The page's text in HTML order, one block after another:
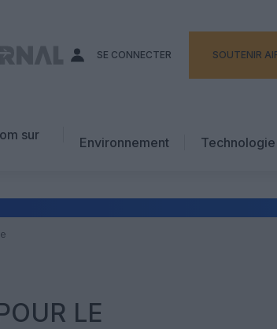
SE CONNECTER SOUTENIR
sur
d’expert
Environnement Technologie
LE